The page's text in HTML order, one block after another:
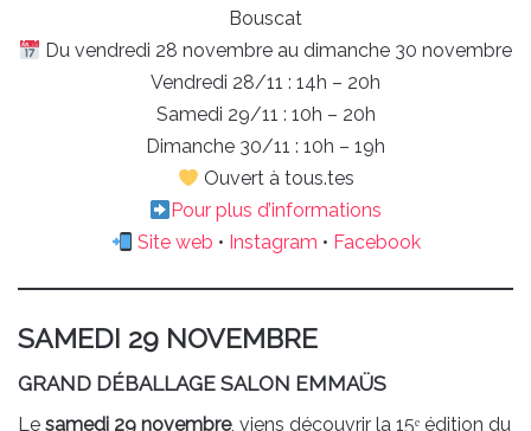
Bouscat
Du vendredi 28 novembre au dimanche 30 novembre
Vendredi 28/11 : 14h – 20h
Samedi 29/11 : 10h – 20h
Dimanche 30/11 : 10h – 19h
Ouvert à tous.tes
Pour plus d’informations
Site web • Instagram • Facebook
SAMEDI 29 NOVEMBRE
GRAND DÉBALLAGE SALON EMMAÜS
Le samedi 29 novembre, viens découvrir la 15ᵉ édition du